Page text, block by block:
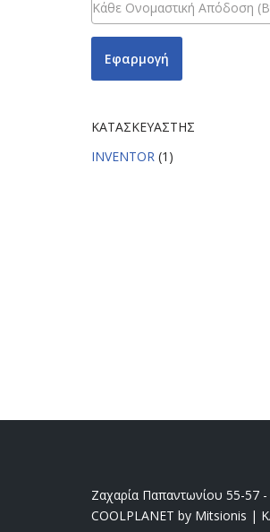
Εφαρμογή
ΚΑΤΑΣΚΕΥΑΣΤΉΣ
INVENTOR (1)
Ζαχαρία Παπαντωνίου 55-57
COOLPLANET by Mitsionis |